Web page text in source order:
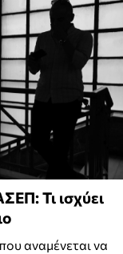
Τι ισχύει
αναμένεται να